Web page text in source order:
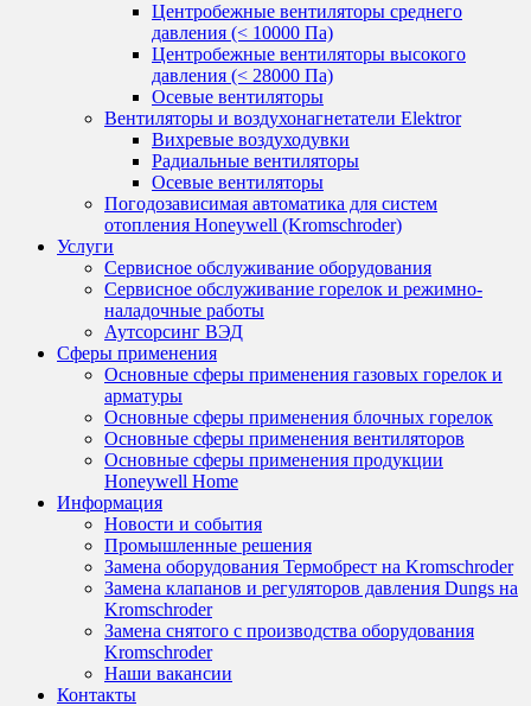
Центробежные вентиляторы среднего
давления (< 10000 Па)
Центробежные вентиляторы высокого
давления (< 28000 Па)
Осевые вентиляторы
Вентиляторы и воздухонагнетатели Elektror
Вихревые воздуходувки
Радиальные вентиляторы
Осевые вентиляторы
Погодозависимая автоматика для систем
отопления Honeywell (Kromschroder)
Услуги
Сервисное обслуживание оборудования
Сервисное обслуживание горелок и режимно-
наладочные работы
Аутсорсинг ВЭД
Сферы применения
Основные сферы применения газовых горелок и
арматуры
Основные сферы применения блочных горелок
Основные сферы применения вентиляторов
Основные сферы применения продукции
Honeywell Home
Информация
Новости и события
Промышленные решения
Замена оборудования Термобрест на Kromschroder
Замена клапанов и регуляторов давления Dungs на
Kromschroder
Замена снятого с производства оборудования
Kromschroder
Наши вакансии
Контакты